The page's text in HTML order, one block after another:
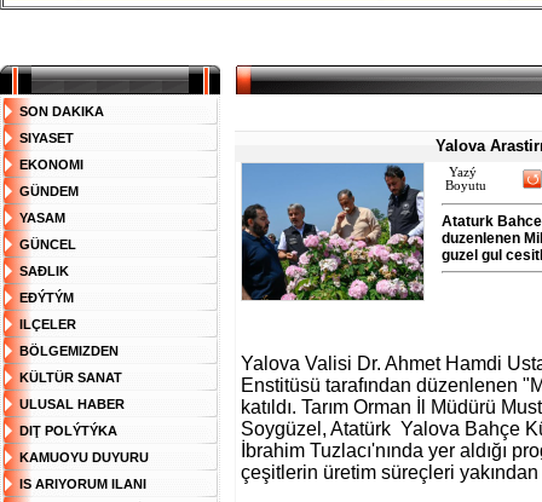
Yalova
Yazý
Boyutu
Ataturk
duzenlenen
guzel gul
Yalova Valisi Dr. Ahmet Hamdi
Enstitüsü tarafından düzenlenen
katıldı. Tarım Orman İl Müdürü
Soygüzel, Atatürk Yalova Bahçe
İbrahim Tuzlacı'nında yer aldığı
çeşitlerin üretim süreçleri
SON DAKIKA
SIYASET
EKONOMI
GÜNDEM
YASAM
GÜNCEL
SAĐLIK
EĐÝTÝM
ILÇELER
BÖLGEMIZDEN
KÜLTÜR SANAT
ULUSAL HABER
DIŢ POLÝTÝKA
KAMUOYU DUYURU
IS ARIYORUM ILANI